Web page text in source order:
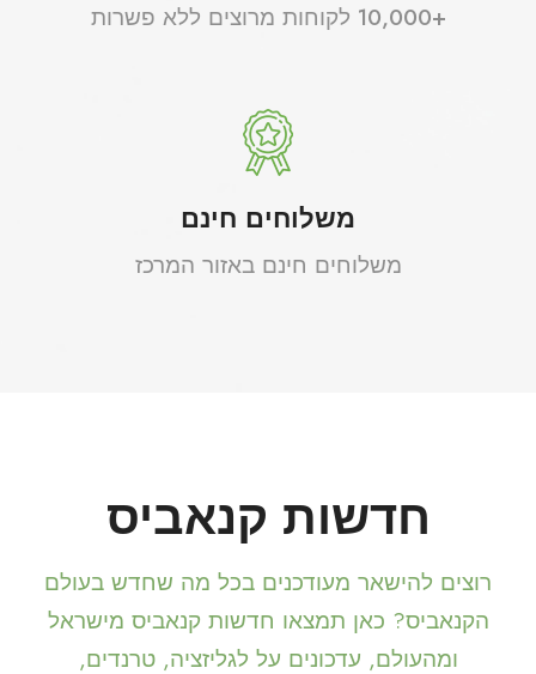
+10,000 לקוחות מרוצים ללא פשרות
משלוחים חינם
משלוחים חינם באזור המרכז
חדשות קנאביס
רוצים להישאר מעודכנים בכל מה שחדש בעולם
הקנאביס? כאן תמצאו חדשות קנאביס מישראל
ומהעולם, עדכונים על לגליזציה, טרנדים,